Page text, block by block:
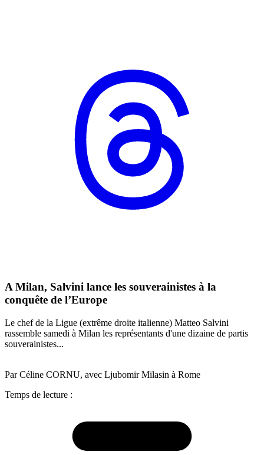
A Milan, Salvini lance les souverainistes à la
conquête de l’Europe
Le chef de la Ligue (extrême droite italienne) Matteo Salvini
rassemble samedi à Milan les représentants d'une dizaine de partis
souverainistes...
Par Céline CORNU, avec Ljubomir Milasin à Rome
Temps de lecture :